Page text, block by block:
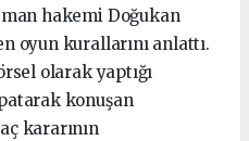
hakemi Doğukan
oyun kurallarını anlattı.
olarak yaptığı
konuşan
kararının